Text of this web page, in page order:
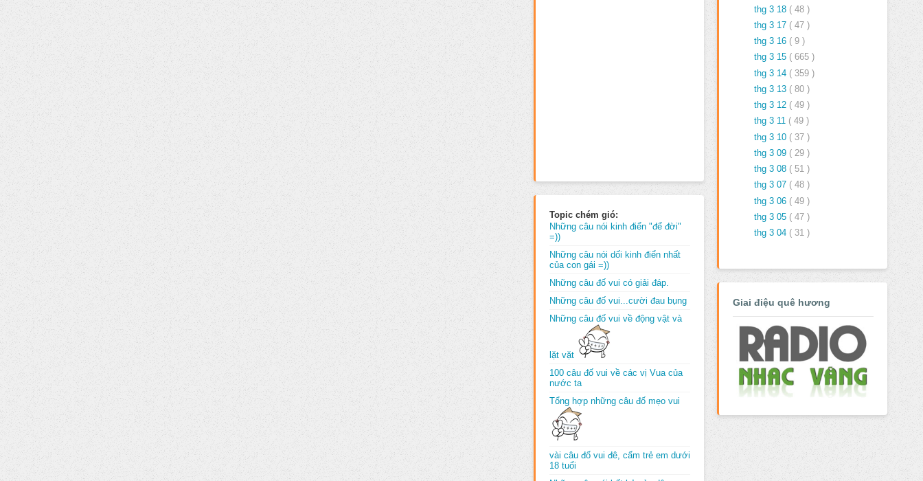
Topic chém gió:
Những câu nói kinh điển "để đời"
=))
Những câu nói dối kinh điển nhất
của con gái =))
Những câu đố vui có giải đáp.
Những câu đố vui...cười đau bụng
Những câu đố vui về động vật và
lặt vặt
100 câu đố vui về các vị Vua của
nước ta
Tổng hợp những câu đố mẹo vui
vài câu đố vui đê, cấm trẻ em dưới
18 tuổi
thg 3 18 ( 48 )
thg 3 17 ( 47 )
thg 3 16 ( 9 )
thg 3 15 ( 665 )
thg 3 14 ( 359 )
thg 3 13 ( 80 )
thg 3 12 ( 49 )
thg 3 11 ( 49 )
thg 3 10 ( 37 )
thg 3 09 ( 29 )
thg 3 08 ( 51 )
thg 3 07 ( 48 )
thg 3 06 ( 49 )
thg 3 05 ( 47 )
thg 3 04 ( 31 )
Giai điệu quê hương